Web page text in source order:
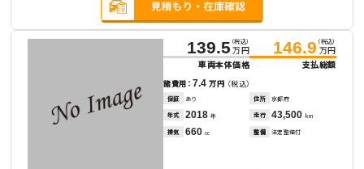
139.5 （税込）
万円
車両本体価格
146.9 （税込）
万円
支払総額
諸費用：7.4万円 （税込）
保証 あり 住所 京都府
年式 2018 年 走行 43,500 km
排気 660 cc 整備 法定整備付